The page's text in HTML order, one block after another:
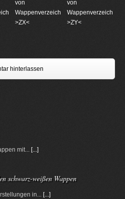
von
Wappenverzeichnungen
>ZX<
von
>ZY<
hinterlassen
mit... [...]
schwarz-weißen Wappen
in... [...]